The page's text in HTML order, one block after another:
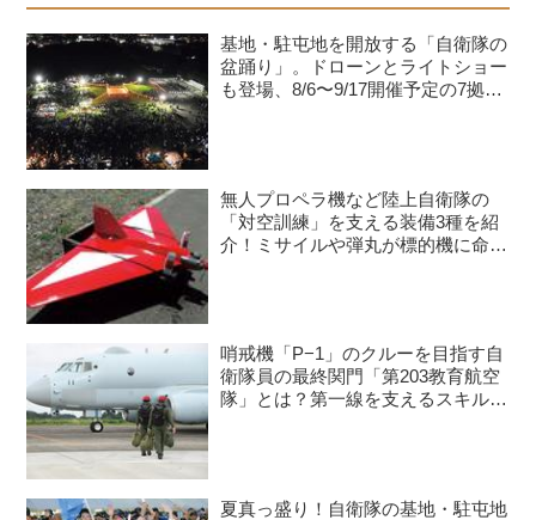
基地・駐屯地を開放する「自衛隊の
盆踊り」。ドローンとライトショー
も登場、8/6〜9/17開催予定の7拠点
無人プロペラ機など陸上自衛隊の
「対空訓練」を支える装備3種を紹
介！ミサイルや弾丸が標的機に命中
哨戒機「P−1」のクルーを目指す自
衛隊員の最終関門「第203教育航空
隊」とは？第一線を支えるスキルを
夏真っ盛り！自衛隊の基地・駐屯地